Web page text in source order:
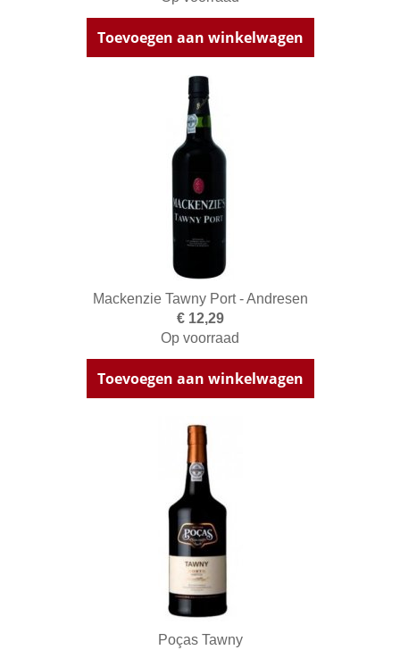
Toevoegen aan winkelwagen
Mackenzie Tawny Port - Andresen
€ 12,29
Op voorraad
Toevoegen aan winkelwagen
Poças Tawny